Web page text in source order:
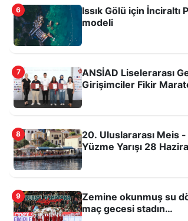
Bilim, teknoloji ve üretim Antalya
Teknokenti'nde buluşacak
6
Issık Gölü için İnciraltı
modeli
7
ANSİAD Liselerarası
Girişimciler Fikir
8
20. Uluslararası Meis -
Yüzme Yarışı 28
9
Zemine okunmuş su
maç gecesi stadın